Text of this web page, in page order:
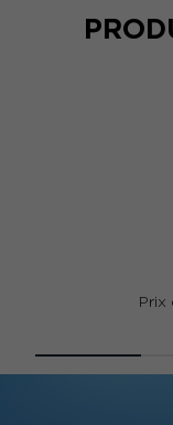
Prix